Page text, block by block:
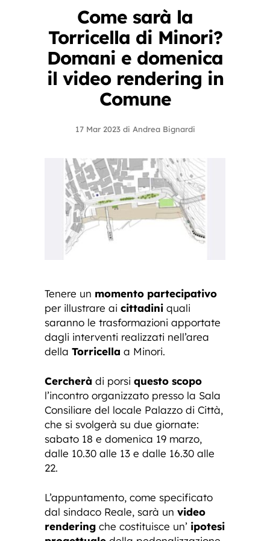
Come sarà la
Torricella di Minori?
Domani e domenica
il video rendering in
Comune
17 Mar 2023 di Andrea Bignardi
Tenere un momento partecipativo
per illustrare ai cittadini quali
saranno le trasformazioni apportate
dagli interventi realizzati nell’area
della Torricella a Minori.
Cercherà di porsi questo scopo
l’incontro organizzato presso la Sala
Consiliare del locale Palazzo di Città,
che si svolgerà su due giornate:
sabato 18 e domenica 19 marzo,
dalle 10.30 alle 13 e dalle 16.30 alle
22.
L’appuntamento, come specificato
dal sindaco Reale, sarà un video
rendering che costituisce un’ ipotesi